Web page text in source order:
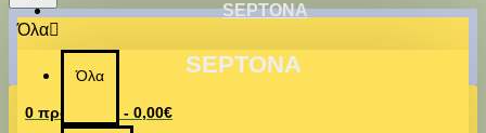
Όλα
Όλα
0 προϊόν(τα) - 0,00€
SEPTONA
SEPTONA